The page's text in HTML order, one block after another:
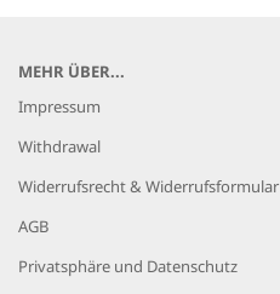
MEHR ÜBER...
Impressum
Withdrawal
Widerrufsrecht & Widerrufsformular
AGB
Privatsphäre und Datenschutz